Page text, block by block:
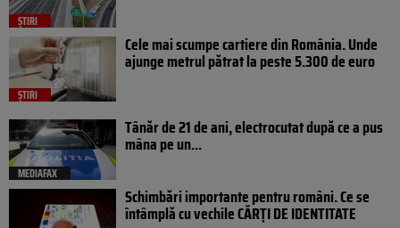
ȘTIRI
ȘTIRI
Cele mai scumpe cartiere din România. Unde
ajunge metrul pătrat la peste 5.300 de euro
MEDIAFAX
Tânăr de 21 de ani, electrocutat după ce a pus
mâna pe un...
Schimbări importante pentru români. Ce se
întâmplă cu vechile CĂRȚI DE IDENTITATE